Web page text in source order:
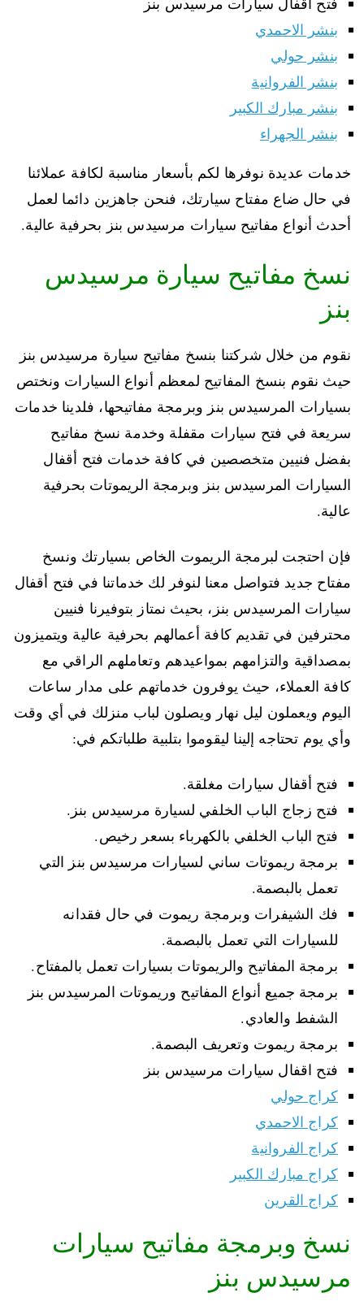
بنشر الاحمدي
بنشر حولي
بنشر الفروانية
بنشر مبارك الكبير
بنشر الجهراء
خدمات عديدة نوفرها لكم بأسعار مناسبة لكافة عملائنا
في حال ضاع مفتاح سيارتك، فنحن جاهزين دائما لعمل
أحدث أنواع مفاتيح سيارات مرسيدس بنز بحرفية عالية.
نسخ مفاتيح سيارة مرسيدس
بنز
نقوم من خلال شركتنا بنسخ مفاتيح سيارة مرسيدس بنز
حيث نقوم بنسخ المفاتيح لمعظم أنواع السيارات ونختص
بسيارات المرسيدس بنز وبرمجة مفاتيحها، فلدينا خدمات
سريعة في فتح سيارات مقفلة وخدمة نسخ مفاتيح
بفضل فنيين متخصصين في كافة خدمات فتح أقفال
السيارات المرسيدس بنز وبرمجة الريموتات بحرفية
عالية.
فإن احتجت لبرمجة الريموت الخاص بسيارتك ونسخ
مفتاح جديد فتواصل معنا لنوفر لك خدماتنا في فتح أقفال
سيارات المرسيدس بنز، بحيث نمتاز بتوفيرنا فنيين
محترفين في تقديم كافة أعمالهم بحرفية عالية ويتميزون
بمصداقية والتزامهم بمواعيدهم وتعاملهم الراقي مع
كافة العملاء، حيث يوفرون خدماتهم على مدار ساعات
اليوم ويعملون ليل نهار ويصلون لباب منزلك في أي وقت
وأي يوم تحتاجه إلينا ليقوموا بتلبية طلباتكم في:
فتح أقفال سيارات مغلقة.
فتح زجاج الباب الخلفي لسيارة مرسيدس بنز.
فتح الباب الخلفي بالكهرباء بسعر رخيص.
برمجة ريموتات ساني لسيارات مرسيدس بنز التي
تعمل بالبصمة.
فك الشيفرات وبرمجة ريموت في حال فقدانه
للسيارات التي تعمل بالبصمة.
برمجة المفاتيح والريموتات بسيارات تعمل بالمفتاح.
برمجة جميع أنواع المفاتيح وريموتات المرسيدس بنز
الشفط والعادي.
برمجة ريموت وتعريف البصمة.
فتح اقفال سيارات مرسيدس بنز
كراج حولي
كراج الاحمدي
كراج الفروانية
كراج مبارك الكبير
كراج القرين
نسخ وبرمجة مفاتيح سيارات
مرسيدس بنز